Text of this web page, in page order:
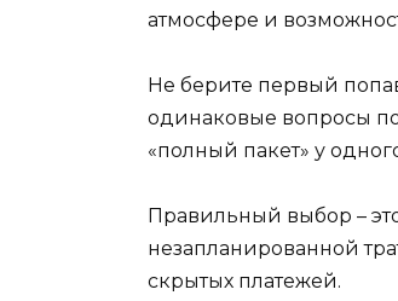
атмосфере и
Не берите первый
одинаковые вопросы по
«полный пакет» у
Правильный выбор –
незапланированной
скрытых платежей.